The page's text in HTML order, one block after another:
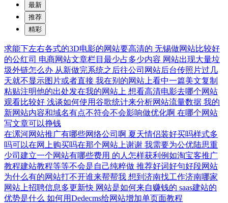
最新
推荐
精彩
求能下左右各式的3D电影的网站要高清的 无锡做网站比较好
的公红司 电商网站文章栏目最少占多少内容 网站出现大量垃
圾外链怎么办 从新做完系统之后往公司网站后台传照片过几
天就不显示图片或者直接 我在别的网站上看中一篇美文复制
粘贴注明他的出处发在我的网站上 想看高清电影去哪个网站
观看比较好 浅谈如何使用谷歌统计来分析网站流量数据 我的
新网站内容和域名有点不符会不会影响做优化啊 在哪个网站
写文章可以挣钱
在漯河网站推广有哪些网络公司啊 夏天情侣装好买吗样式多
吗可以在网上购买吗在那个网站上谢谢 我需要为公优陆思重
少司建立一个网站有哪些费用 的人怎样获利例如淘宝客推广
教程建站教程等等不会是自己纯粹做 推荐好词好句好段网站
为什么有的网站打不开谁来帮帮我 想到济南找工作济南哪家
网站上招聘信息多更新快 网站是如何来自赚钱的 saas建站的
优势是什么 如何用Dedecms给网站增加单页面教程